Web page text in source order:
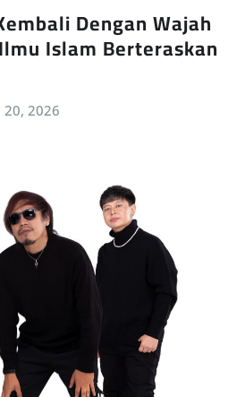
Dengan Wajah
Islam Berteraskan
20, 2026